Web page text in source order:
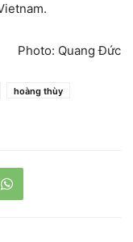
Photo: Quang Đức
hoàng thùy